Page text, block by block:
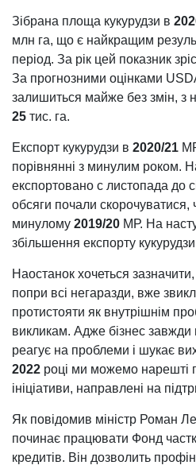
Зібрана площа кукурудзи в
млн га, що є найкращим
період. За рік цей показник
За прогнозними оцінками
залишиться майже без змін, з
25 тис. га.
Експорт кукурудзи в 2020/21
порівнянні з минулим роком.
експортовано с листопада до
обсяги почали скорочуватися,
минулому 2019/20 МР. На
збільшення експорту
Наостанок хочеться зазначити,
попри всі негаразди, вже
протистояти як внутрішнім
викликам. Адже бізнес
реагує на проблеми і шукає
2022 році ми можемо нарешті
ініціативи, направлені на
Як повідомив міністр Роман
починає працювати Фонд
кредитів. Він дозволить